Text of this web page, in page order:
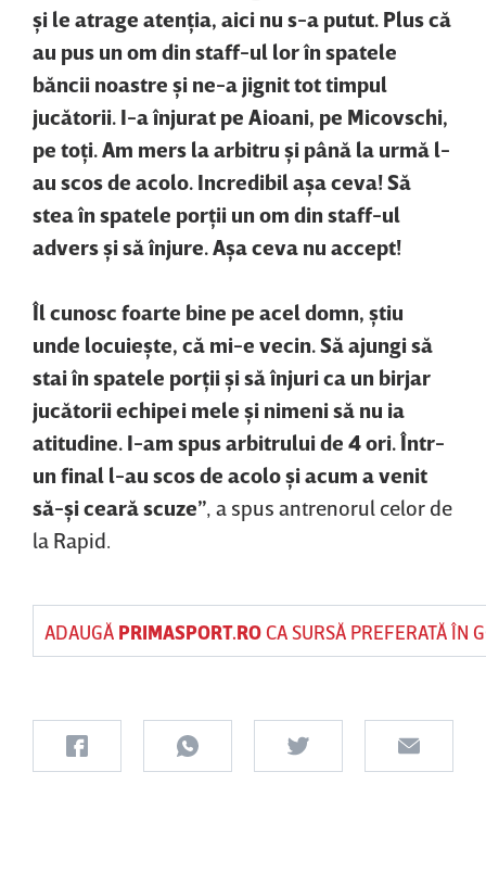
şi le atrage atenţia, aici nu s-a putut. Plus că
au pus un om din staff-ul lor în spatele
băncii noastre şi ne-a jignit tot timpul
jucătorii. I-a înjurat pe Aioani, pe Micovschi,
pe toţi. Am mers la arbitru şi până la urmă l-
au scos de acolo. Incredibil aşa ceva! Să
stea în spatele porţii un om din staff-ul
advers şi să înjure. Aşa ceva nu accept!
Îl cunosc foarte bine pe acel domn, ştiu
unde locuieşte, că mi-e vecin. Să ajungi să
stai în spatele porţii şi să înjuri ca un birjar
jucătorii echipei mele şi nimeni să nu ia
atitudine. I-am spus arbitrului de 4 ori. Într-
un final l-au scos de acolo şi acum a venit
să-şi ceară scuze”, a spus antrenorul celor de
la Rapid.
ADAUGĂ PRIMASPORT.ROCA SURSĂ PREFERATĂ ÎN